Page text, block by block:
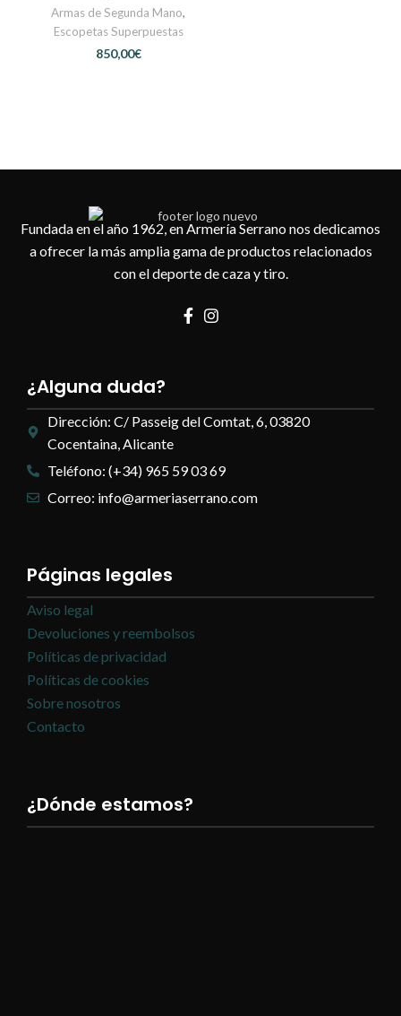
Armas de Segunda Mano,
Escopetas Superpuestas
€
Fundada en el año 1962, en Armería Serrano nos dedicamos
a ofrecer la más amplia gama de productos relacionados
con el deporte de caza y tiro.
¿Alguna duda?
Dirección: C/ Passeig del Comtat, 6, 03820
Cocentaina, Alicante
Teléfono: (+34) 965 59 03 69
Correo: info@armeriaserrano.com
Páginas legales
Aviso legal
Devoluciones y reembolsos
Políticas de privacidad
Políticas de cookies
Sobre nosotros
Contacto
¿Dónde estamos?